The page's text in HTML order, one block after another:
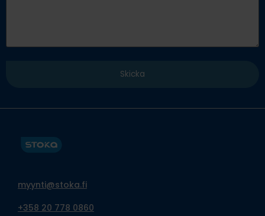
myynti@stoka.fi
+358 20 778 0860